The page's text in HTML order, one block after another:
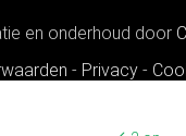
en onderhoud door
- Privacy -
&